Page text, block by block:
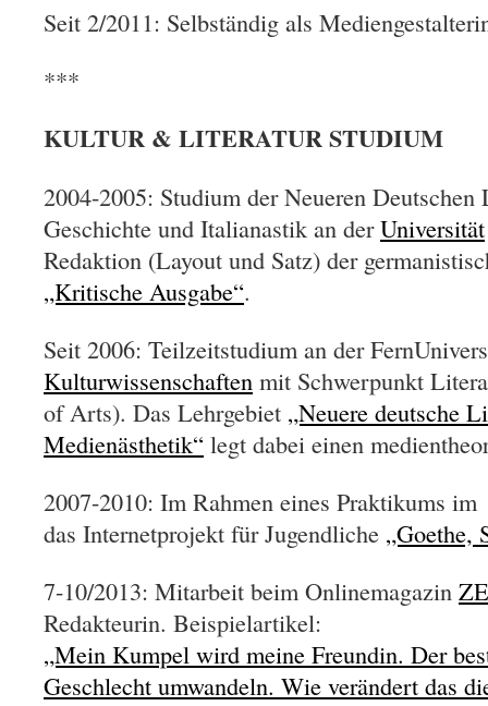
Seit 2/2011: Selbständig als
***
KULTUR & LITERATUR STUDIUM
2004-2005: Studium der Neueren Deutschen
Geschichte und Italianastik an derUniversität
Redaktion (Layout und Satz) der
„Kritische Ausgabe“.
Seit 2006: Teilzeitstudium an der
Kulturwissenschaften mit Schwerpunkt
of Arts). Das Lehrgebiet „Neuere deutsche
Medienästhetik“ legt dabei einen
2007-2010: Im Rahmen eines Praktikums
das Internetprojekt für Jugendliche „Goethe,
7-10/2013: Mitarbeit beim Onlinemagazin
Redakteurin. Beispielartikel:
„Mein Kumpel wird meine Freundin. Der
Geschlecht umwandeln. Wie verändert das